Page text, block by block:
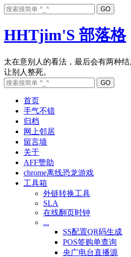
HHTjim'S 部落格
太在意别人的看法，最后会有两种
首页
手气不错
归档
网上邻居
留言墙
关于
AFF赞助
chrome离线恐龙游戏
工具箱
外链转换工具
SLA
在线翻页时钟
...
SS配置QR码生成
POS签购单查询
央广电台直播源